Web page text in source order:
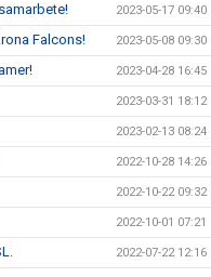
2023-05-17 09:40
Falcons! 2023-05-08 09:30
2023-04-28 16:45
2023-03-31 18:12
2023-02-13 08:24
2022-10-28 14:26
2022-10-22 09:32
2022-10-01 07:21
2022-07-22 12:16